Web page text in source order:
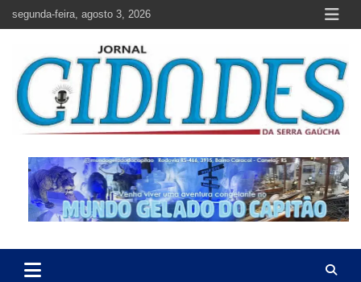
segunda-feira, agosto 3, 2026
Jornal Cidades da Serra Gaúcha